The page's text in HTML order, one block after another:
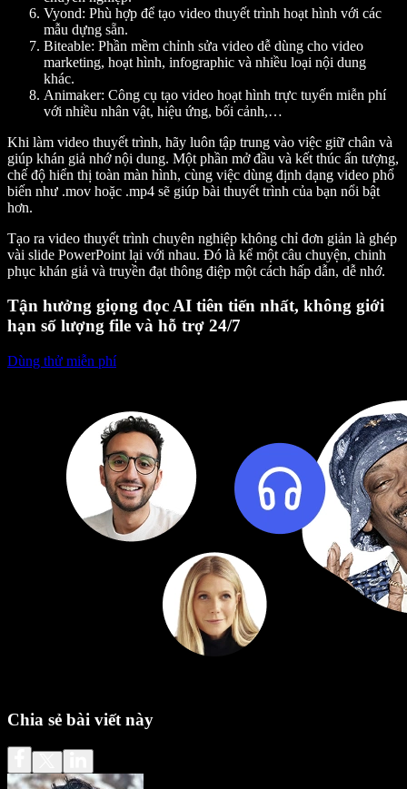
Vyond: Phù hợp để tạo video thuyết trình hoạt hình với các
mẫu dựng sẵn.
Biteable: Phần mềm chỉnh sửa video dễ dùng cho video
marketing, hoạt hình, infographic và nhiều loại nội dung
khác.
Animaker: Công cụ tạo video hoạt hình trực tuyến miễn phí
với nhiều nhân vật, hiệu ứng, bối cảnh,…
Khi làm video thuyết trình, hãy luôn tập trung vào việc giữ chân và
giúp khán giả nhớ nội dung. Một phần mở đầu và kết thúc ấn tượng,
chế độ hiển thị toàn màn hình, cùng việc dùng định dạng video phổ
biến như .mov hoặc .mp4 sẽ giúp bài thuyết trình của bạn nổi bật
hơn.
Tạo ra video thuyết trình chuyên nghiệp không chỉ đơn giản là ghép
vài slide PowerPoint lại với nhau. Đó là kể một câu chuyện, chinh
phục khán giả và truyền đạt thông điệp một cách hấp dẫn, dễ nhớ.
Tận hưởng giọng đọc AI tiên tiến nhất, không giới
hạn số lượng file và hỗ trợ 24/7
Dùng thử miễn phí
Chia sẻ bài viết này